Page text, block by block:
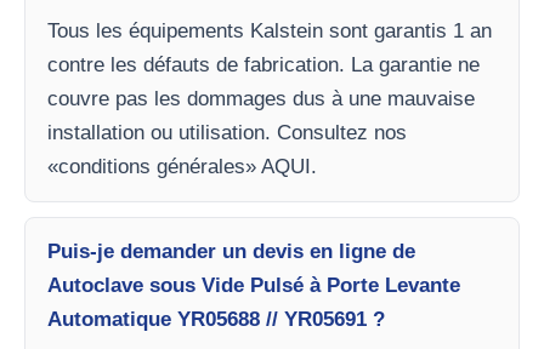
Tous les équipements Kalstein sont garantis 1 an
contre les défauts de fabrication. La garantie ne
couvre pas les dommages dus à une mauvaise
installation ou utilisation. Consultez nos
«conditions générales» AQUI.
Puis-je demander un devis en ligne de
Autoclave sous Vide Pulsé à Porte Levante
Automatique YR05688 // YR05691 ?